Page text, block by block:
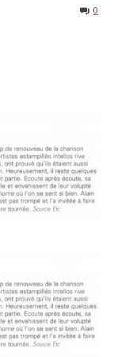
0